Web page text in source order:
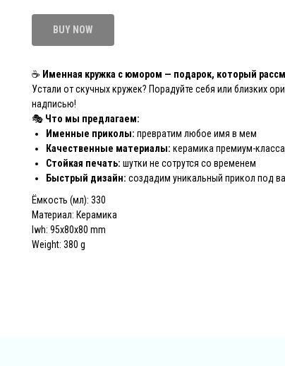
BUY NOW
☕ Именная кружка с юмором — подарок, который
Устали от скучных кружек? Порадуйте себя или близких
надписью!
🎭 Что мы предлагаем:
Именные приколы: превратим любое имя в мем
Качественные материалы: керамика премиум-класса
Стойкая печать: шутки не сотрутся со временем
Быстрый дизайн: создадим уникальный прикол под
Ёмкость (мл): 330
Материал: Керамика
lwh: 95x80x80 mm
Weight: 380 g